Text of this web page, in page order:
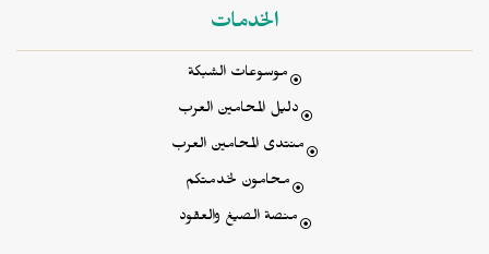
الخدمات
موسوعات الشبكة
دليل المحامين العرب
منتدى المحامين العرب
محامون لخدمتكم
منصة الصيغ والعقود